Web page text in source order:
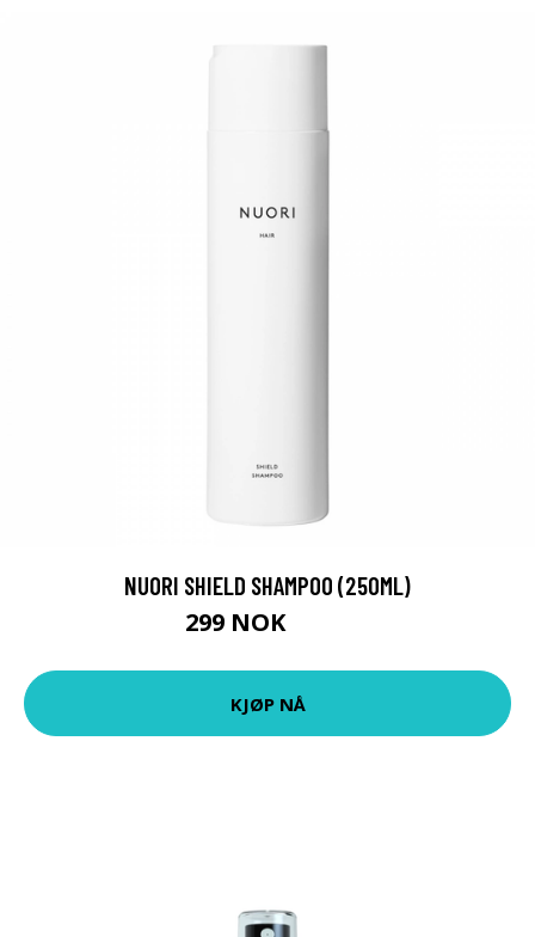
NUORI SHIELD SHAMPOO (250ML)
299 NOK
KJØP NÅ